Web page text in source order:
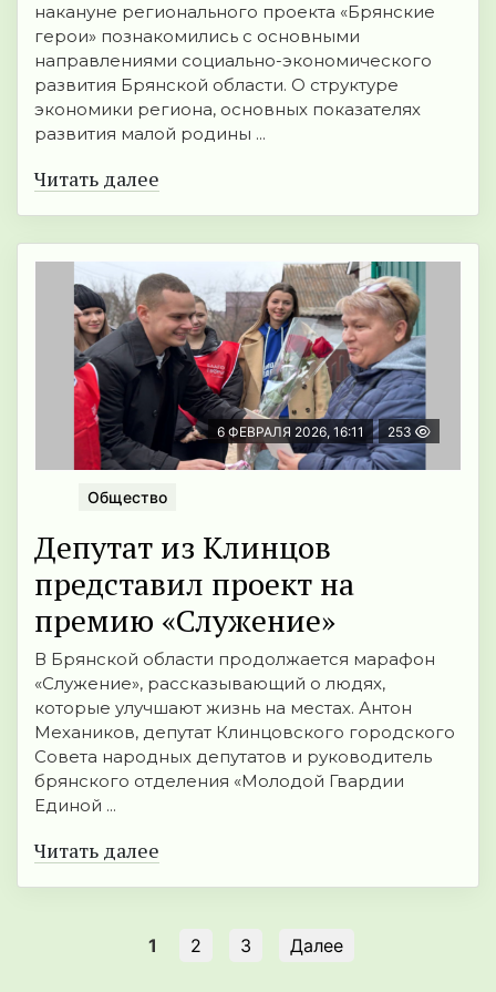
накануне регионального проекта «Брянские
герои» познакомились с основными
направлениями социально-экономического
развития Брянской области. О структуре
экономики региона, основных показателях
развития малой родины ...
Читать далее
6 ФЕВРАЛЯ 2026, 16:11 253
Общество
Депутат из Клинцов
представил проект на
премию «Служение»
В Брянской области продолжается марафон
«Служение», рассказывающий о людях,
которые улучшают жизнь на местах. Антон
Механиков, депутат Клинцовского городского
Совета народных депутатов и руководитель
брянского отделения «Молодой Гвардии
Единой ...
Читать далее
1 2 3 Далее